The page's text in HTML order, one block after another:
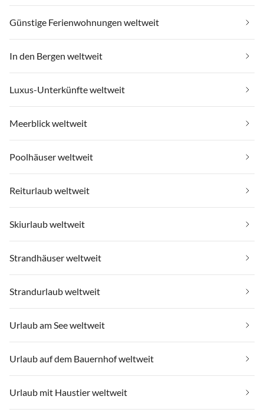
Günstige Ferienwohnungen weltweit
In den Bergen weltweit
Luxus-Unterkünfte weltweit
Meerblick weltweit
Poolhäuser weltweit
Reiturlaub weltweit
Skiurlaub weltweit
Strandhäuser weltweit
Strandurlaub weltweit
Urlaub am See weltweit
Urlaub auf dem Bauernhof weltweit
Urlaub mit Haustier weltweit